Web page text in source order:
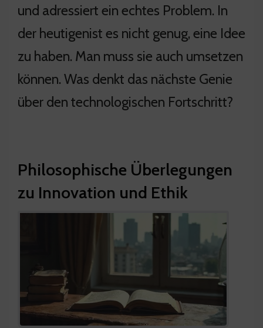
und adressiert ein echtes Problem. In
der heutigenist es nicht genug, eine Idee
zu haben. Man muss sie auch umsetzen
können. Was denkt das nächste Genie
über den technologischen Fortschritt?
Philosophische Überlegungen
zu Innovation und Ethik